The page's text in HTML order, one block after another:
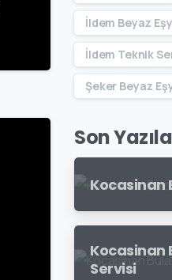
İldem Beyaz
İldem Teknik
Şeker Beyaz
Son
Kocasinan
Kocasinan
Servisi